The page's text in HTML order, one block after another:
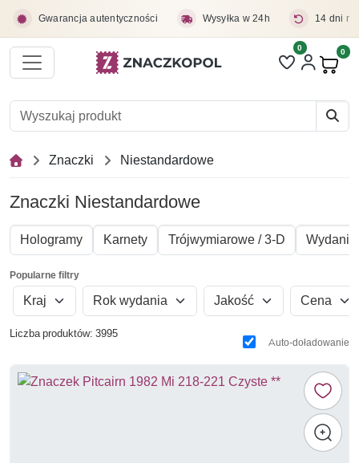
Gwarancja autentyczności Wysyłka w 24h 14 dni
Liczba pozycji
0 0
Znaczki Niestandardowe
Znaczki Niestandardowe
Hologramy Karnety Trójwymiarowe / 3-D
Popularne filtry
Kraj Rok wydania Jakość Cena
Liczba produktów: 3995
Auto-doładowanie